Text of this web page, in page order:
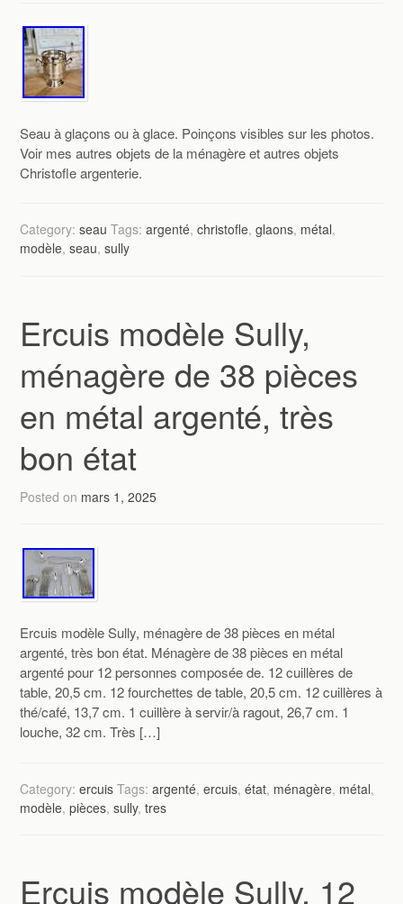
Seau à glaçons ou à glace. Poinçons visibles sur les photos.
Voir mes autres objets de la ménagère et autres objets
Christofle argenterie.
Category:seau Tags:argenté,christofle,glaons, métal,
modèle,seau,sully
Ercuis modèle Sully,
ménagère de 38 pièces
en métal argenté, très
bon état
Posted on mars 1, 2025
Ercuis modèle Sully, ménagère de 38 pièces en métal
argenté, très bon état. Ménagère de 38 pièces en métal
argenté pour 12 personnes composée de. 12 cuillères de
table, 20,5 cm. 12 fourchettes de table, 20,5 cm. 12 cuillères à
thé/café, 13,7 cm. 1 cuillère à servir/à ragout, 26,7 cm. 1
louche, 32 cm. Très […]
Category:ercuis Tags:argenté,ercuis,état, ménagère, métal,
modèle,pièces,sully,tres
Ercuis modèle Sully, 12